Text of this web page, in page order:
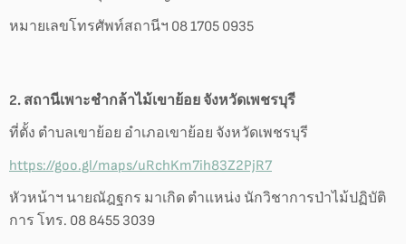
หมายเลขโทรศัพท์สถานีฯ 08 1705 0935
2. สถานีเพาะชำกล้าไม้เขาย้อย จังหวัดเพชรบุรี
ที่ตั้ง ตำบลเขาย้อย อำเภอเขาย้อย จังหวัดเพชรบุรี
https://goo.gl/maps/uRchKm7ih83Z2PjR7
หัวหน้าฯ นายณัฎฐกร มาเกิด ตำแหน่ง นักวิชาการป่าไม้ปฏิบัติ
การ โทร. 08 8455 3039